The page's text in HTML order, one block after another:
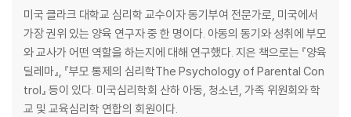
5장 목표를 생생하게 그리면 성공한다고? 진짜?
[신화] 성공을 시각화하면 현실이 된다
[과학] 과정을 시각화하는 편이 낫다
6장 “언젠가 때가 오겠지”
[신화] 동기가 부여될 때까지 기다려야 한다
미국 클라크 대학교 심리학 교수이자 동기부여 전문가로, 미국에서
가장 권위 있는 양육 연구자 중 한 명이다. 아동의 동기와 성취에 부모
와 교사가 어떤 역할을 하는지에 대해 연구했다. 지은 책으로는 『양육
딜레마』, 『부모 통제의 심리학The Psychology of Parental Con
trol』 등이 있다. 미국심리학회 산하 아동, 청소년, 가족 위원회와 학
교 및 교육심리학 연합의 회원이다.